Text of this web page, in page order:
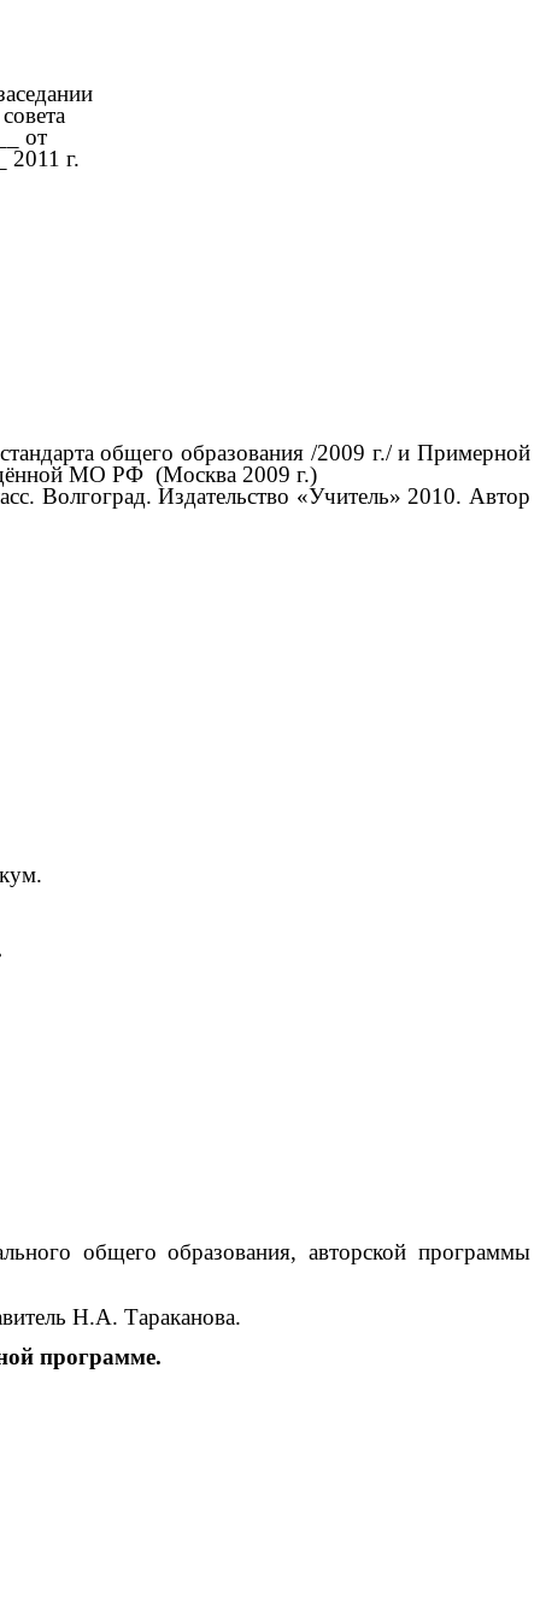
г.
общего образования /2009 г./ и Примерной
МО РФ (Москва 2009 г.)
Волгоград. Издательство «Учитель» 2010. Автор
общего образования, авторской программы
Н.А. Тараканова.
программе.